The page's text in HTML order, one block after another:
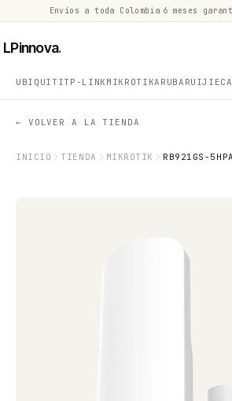
Envíos a toda Colombia 6 meses
LPinnova.
UBIQUITITP-LINK MIKROTIKARUBA RUIJIE
← VOLVER A LA TIENDA
INICIO TIENDA MIKROTIK RB921GS-